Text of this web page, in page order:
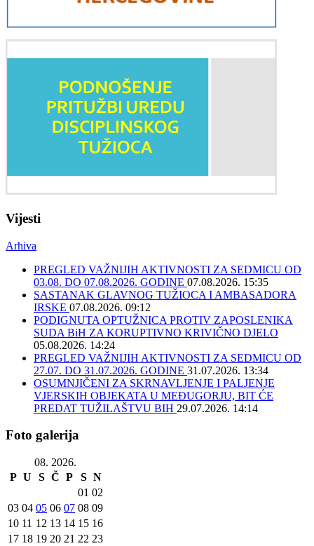
Vijesti
Arhiva
PREGLED VAŽNIJIH AKTIVNOSTI ZA SEDMICU OD
03.08. DO 07.08.2026. GODINE 07.08.2026. 15:35
SASTANAK GLAVNOG TUŽIOCA I AMBASADORA
IRSKE 07.08.2026. 09:12
PODIGNUTA OPTUŽNICA PROTIV ZAPOSLENIKA
SUDA BiH ZA KORUPTIVNO KRIVIČNO DJELO
05.08.2026. 14:24
PREGLED VAŽNIJIH AKTIVNOSTI ZA SEDMICU OD
27.07. DO 31.07.2026. GODINE 31.07.2026. 13:34
OSUMNJIČENI ZA SKRNAVLJENJE I PALJENJE
VJERSKIH OBJEKATA U MEĐUGORJU, BIT ĆE
PREDAT TUŽILAŠTVU BIH 29.07.2026. 14:14
Foto galerija
08. 2026.
P U S Č P S N
01 02
03 04 05 06 07 08 09
10 11 12 13 14 15 16
17 18 19 20 21 22 23